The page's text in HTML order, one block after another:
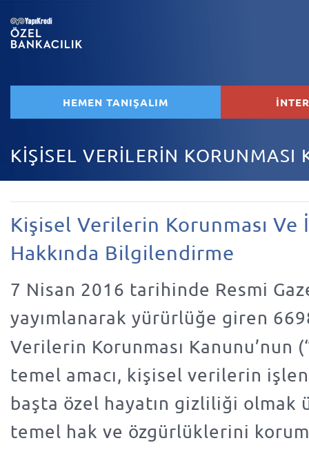
HEMEN TANIŞALIM
KİŞİSEL VERİLERİN KORUNMASI
Kişisel Verilerin Korunması Ve
Hakkında Bilgilendirme
7 Nisan 2016 tarihinde Resmi
yayımlanarak yürürlüğe giren
Verilerin Korunması Kanunu’nun
temel amacı, kişisel verilerin
başta özel hayatın gizliliği olmak
temel hak ve özgürlüklerini